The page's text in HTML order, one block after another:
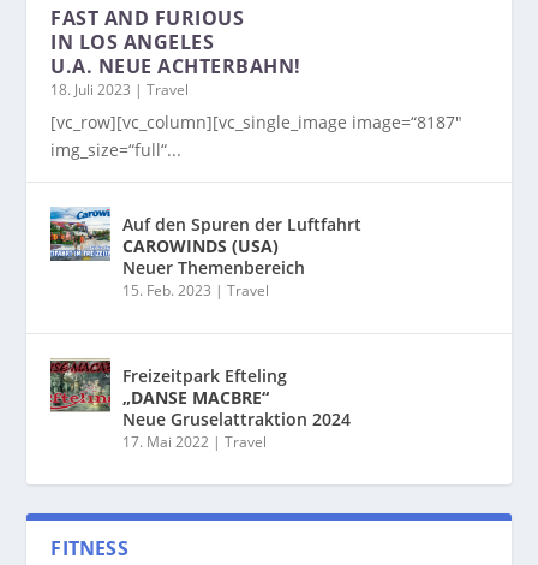
FAST AND FURIOUS
IN LOS ANGELES
U.A. NEUE ACHTERBAHN!
18. Juli 2023 |Travel
[vc_row][vc_column][vc_single_image image=“8187″
img_size=“full“...
Auf den Spuren der Luftfahrt
CAROWINDS (USA)
Neuer Themenbereich
15. Feb. 2023 |Travel
Freizeitpark Efteling
„DANSE MACBRE“
Neue Gruselattraktion 2024
17. Mai 2022 |Travel
FITNESS